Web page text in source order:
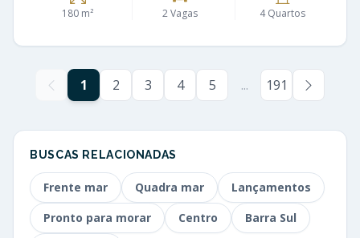
180 m² 2 Vagas 4 Quartos
1 2 3 4 5 ... 191
BUSCAS RELACIONADAS
Frente mar Quadra mar
Lançamentos
Pronto para morar
Centro
Barra Sul